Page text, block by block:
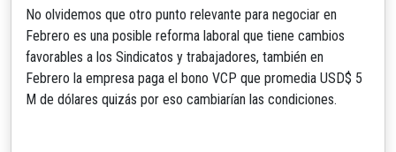
No olvidemos que otro punto relevante para negociar en
Febrero es una posible reforma laboral que tiene cambios
favorables a los Sindicatos y trabajadores, también en
Febrero la empresa paga el bono VCP que promedia USD$ 5
M de dólares quizás por eso cambiarían las condiciones.